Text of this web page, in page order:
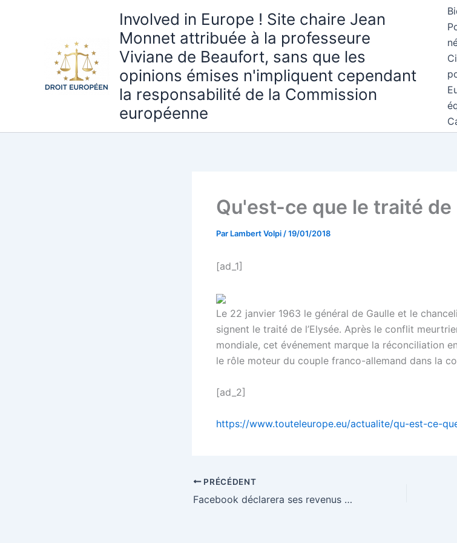
Involved in Europe ! Site chaire Jean
Monnet attribuée à la professeure
Viviane de Beaufort, sans que les
opinions émises n'impliquent cependant
la responsabilité de la Commission
européenne
Qu'est-ce que le traité de
Par Lambert Volpi /19/01/2018
[ad_1]
Le 22 janvier 1963 le général de Gaulle et le
signent le traité de l’Elysée. Après le conflit
mondiale, cet événement marque la réconciliation
le rôle moteur du couple franco-allemand dans la
[ad_2]
https://www.touteleurope.eu/actualite/qu-est-ce-
PRÉCÉDENT
Facebook déclarera ses revenus en France – what about others?